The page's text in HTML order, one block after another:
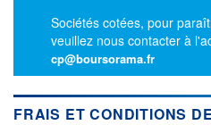
Sociétés cotées, pour
veuillez nous contacter à
cp@boursorama.fr
FRAIS ET CONDITIONS